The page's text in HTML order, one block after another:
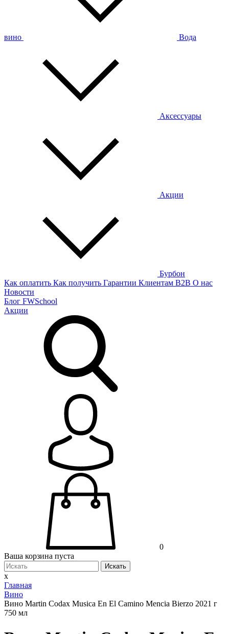
вино Вода
Аксессуары
Акции
Бурбон
Как оплатить Как получить Гарантии Клиентам B2B О нас
Новости
Блог FWSchool
Акции
0
Ваша корзина пуста
Искать
x
Главная
Вино
Вино Martin Codax Musica En El Camino Mencia Bierzo 2021 г
750 мл